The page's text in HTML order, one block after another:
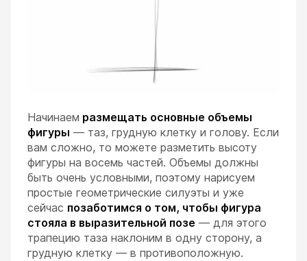
Начинаем размещать основные объемы
фигуры — таз, грудную клетку и голову. Если
вам сложно, то можете разметить высоту
фигуры на восемь частей. Объемы должны
быть очень условными, поэтому нарисуем
простые геометрические силуэты и уже
сейчас позаботимся о том, чтобы фигура
стояла в выразительной позе — для этого
трапецию таза наклоним в одну сторону, а
грудную клетку — в противоположную.